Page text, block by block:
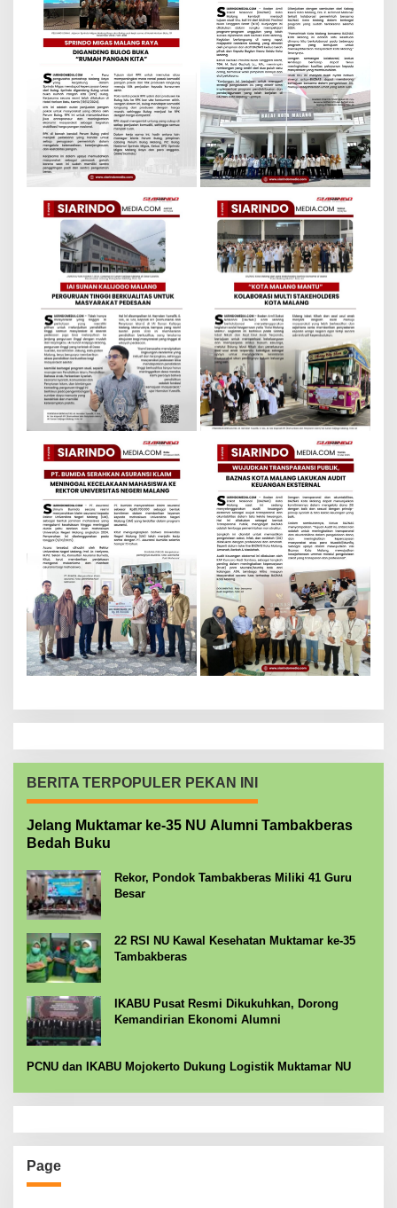
BERITA TERPOPULER PEKAN INI
Jelang Muktamar ke-35 NU Alumni Tambakberas
Bedah Buku
Rekor, Pondok Tambakberas Miliki 41 Guru
Besar
22 RSI NU Kawal Kesehatan Muktamar ke-35
Tambakberas
IKABU Pusat Resmi Dikukuhkan, Dorong
Kemandirian Ekonomi Alumni
PCNU dan IKABU Mojokerto Dukung Logistik Muktamar NU
Page